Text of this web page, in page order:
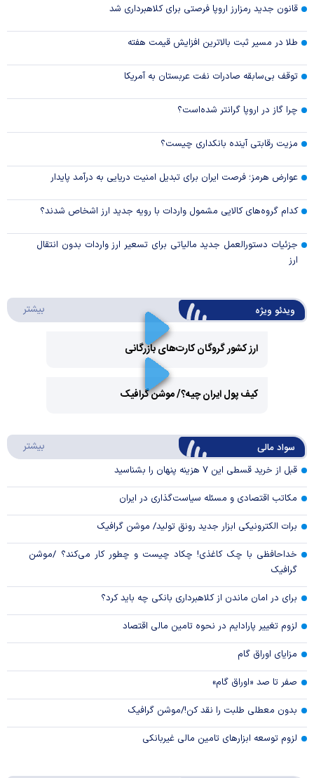
قانون جدید رمزارز اروپا فرصتی برای کلاهبرداری شد
طلا در مسیر ثبت بالاترین افزایش قیمت هفته
توقف بی‌سابقه صادرات نفت عربستان به آمریکا
چرا گاز در اروپا گرانتر شده‌است؟
مزیت رقابتی آینده بانکداری چیست؟
عوارض هرمز؛ فرصت ایران برای تبدیل امنیت دریایی به درآمد پایدار
کدام گروه‌های کالایی مشمول واردات با رویه جدید ارز اشخاص شدند؟
جزئیات دستورالعمل جدید مالیاتی برای تسعیر ارز واردات بدون انتقال
ارز
ویدئو ویژه بیشتر
ارز کشور گروگان کارت‌های بازرگانی
Video
کیف پول ایران چیه؟/ موشن گرافیک
سواد مالی بیشتر
قبل از خرید قسطی این ۷ هزینه پنهان را بشناسید
مکاتب اقتصادی و مسئله سیاست‌گذاری در ایران
برات الکترونیکی ابزار جدید رونق تولید/ موشن گرافیک
خداحافظی با چک کاغذی! چکاد چیست و چطور کار می‌کند؟ /موشن
گرافیک
برای در امان ماندن از کلاهبرداری بانکی چه باید کرد؟
لزوم تغییر پارادایم در نحوه تامین مالی اقتصاد
مزایای اوراق گام
صفر تا صد «اوراق گام»
بدون معطلی طلبت را نقد کن!/موشن گرافیک
لزوم توسعه ابزارهای تامین مالی غیربانکی